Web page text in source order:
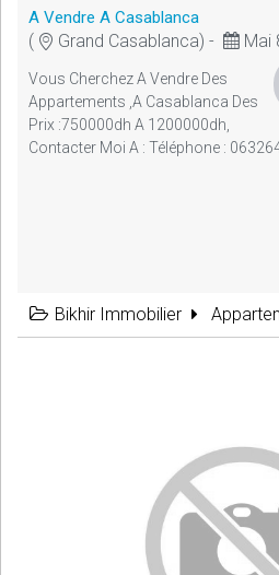
A Vendre A Casablanca
( Grand Casablanca) - Mai
Vous Cherchez A Vendre Des
Appartements ,a Casablanca Des
Prix :750000dh A 1200000dh,
Contacter Moi A : Téléphone :
Bikhir Immobilier